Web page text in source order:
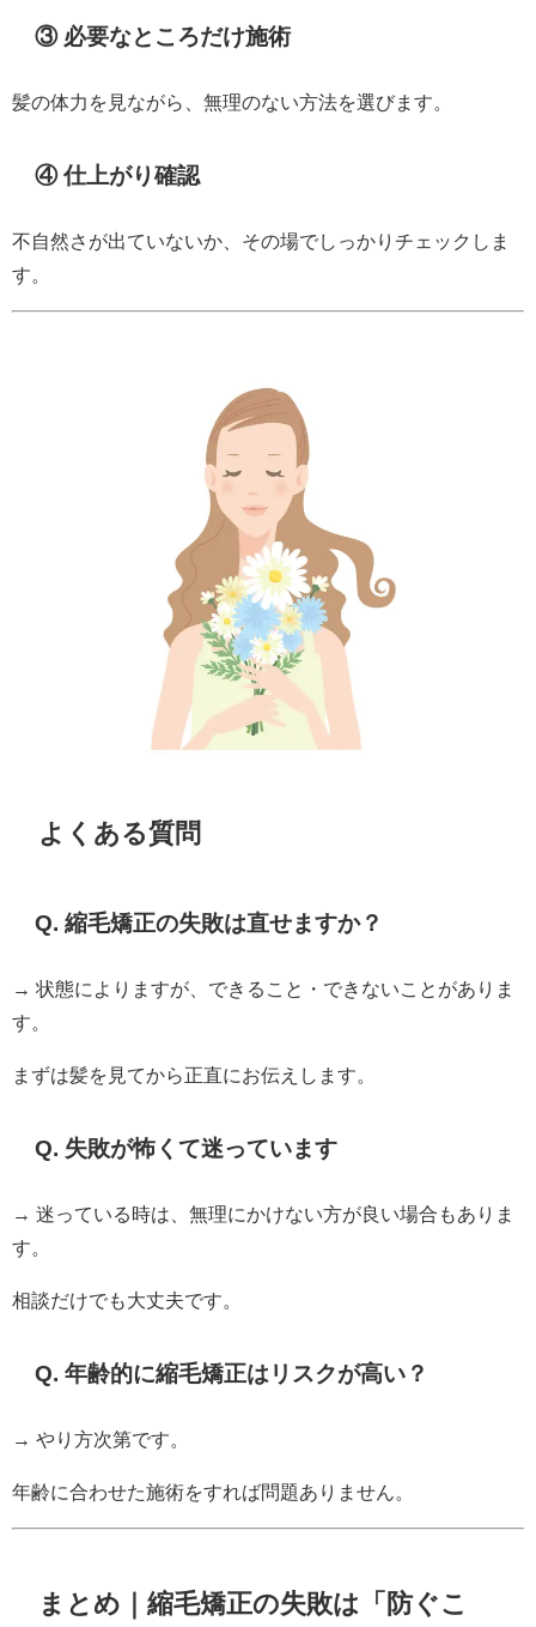
③ 必要なところだけ施術
髪の体力を見ながら、無理のない方法を選びます。
④ 仕上がり確認
不自然さが出ていないか、その場でしっかりチェックしま
す。
よくある質問
Q. 縮毛矯正の失敗は直せますか？
→ 状態によりますが、できること・できないことがありま
す。
まずは髪を見てから正直にお伝えします。
Q. 失敗が怖くて迷っています
→ 迷っている時は、無理にかけない方が良い場合もありま
す。
相談だけでも大丈夫です。
Q. 年齢的に縮毛矯正はリスクが高い？
→ やり方次第です。
年齢に合わせた施術をすれば問題ありません。
まとめ｜縮毛矯正の失敗は「防ぐこ